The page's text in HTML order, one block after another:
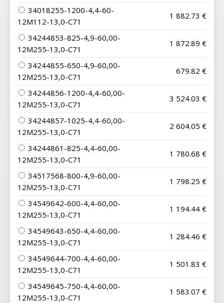
34018255-1200-4,4-60-
12M112-13,0-C71
1 882.73 €
34244853-825-4,9-60,00-
12M255-13,0-C71
1 872.89 €
34244855-650-4,9-60,00-
12M255-13,0-C71
679.82 €
34244856-1200-4,4-60,00-
12M255-13,0-C71
3 524.03 €
34244857-1025-4,4-60,00-
12M255-13,0-C71
2 604.05 €
34244861-825-4,4-60,00-
12M255-13,0-C71
1 780.68 €
34517568-800-4,9-60,00-
12M255-13,0-C71
1 798.25 €
34549642-600-4,4-60,00-
12M255-13,0-C71
1 194.44 €
34549643-650-4,4-60,00-
12M255-13,0-C71
1 284.46 €
34549644-700-4,4-60,00-
12M255-13,0-C71
1 501.83 €
34549645-750-4,4-60,00-
12M255-13,0-C71
1 583.07 €